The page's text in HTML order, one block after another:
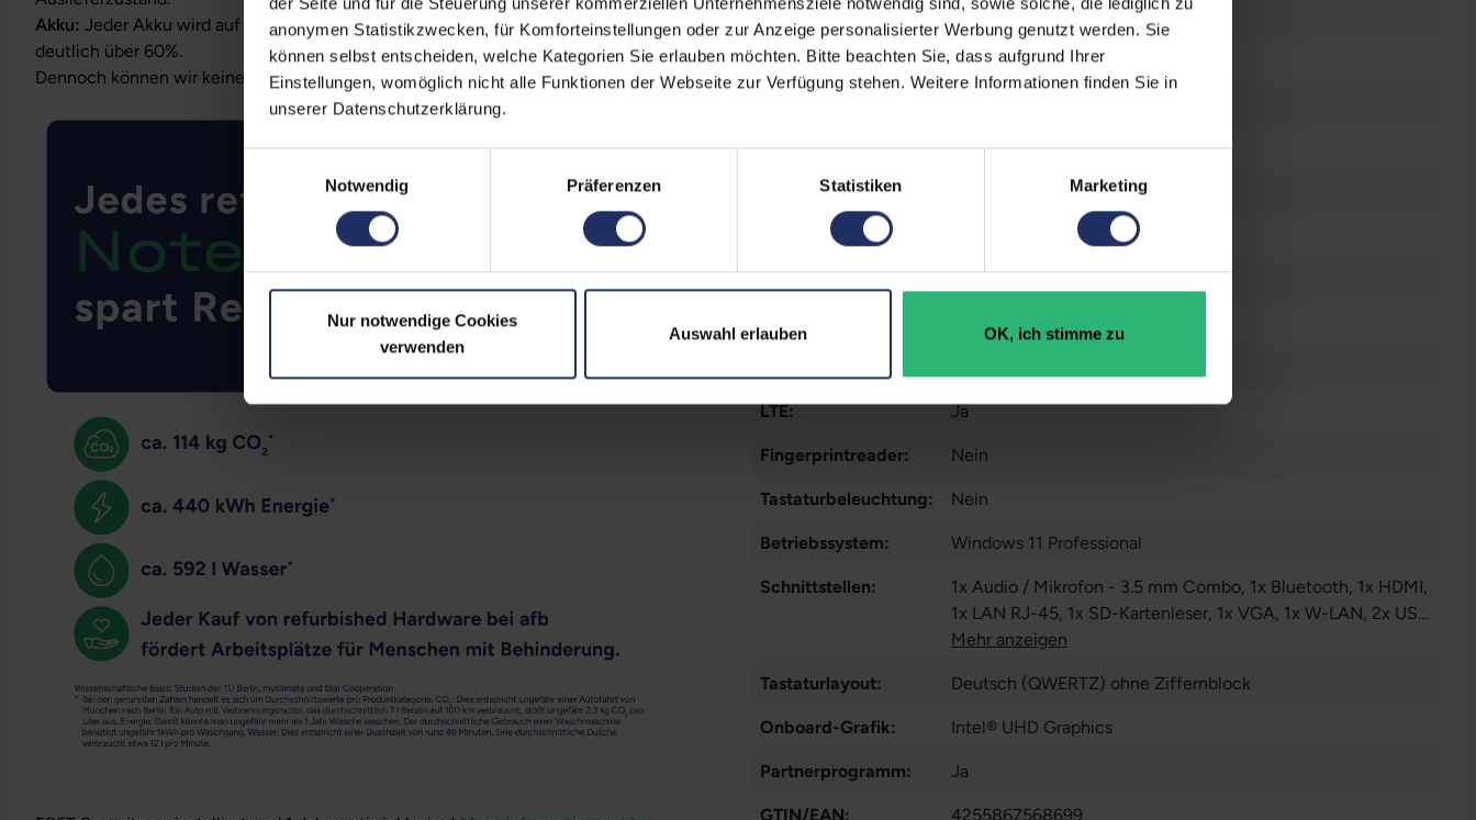
anonymen Statistikzwecken, für Komforteinstellungen oder zur Anzeige personalisierter Werbung genutzt werden. Sie
können selbst entscheiden, welche Kategorien Sie erlauben möchten. Bitte beachten Sie, dass aufgrund Ihrer
Einstellungen, womöglich nicht alle Funktionen der Webseite zur Verfügung stehen. Weitere Informationen finden Sie in
unserer Datenschutzerklärung.
Notwendig
Präferenzen Statistiken Marketing
Nur notwendige Cookies
verwenden
Auswahl erlauben OK, ich stimme zu
Akku: Jeder Akku wird auf Funktion geprüft. Die Akku-Kapazität liegt im Normalfall
deutlich über 60%.
Dennoch können wir keine Garantieleistungen auf Akkulaufzeiten übernehmen.
Displaygröße: 14,0 Zoll
Displayauflösung: 1920 x 1080 FHD
Prozessor: Intel Core i5 10210U @ 1,6 GHz
CPU Generation:
Prozessorkerne:
Datenspeicher: 250 GB SSD
Arbeitsspeicher: 16 GB DDR4
LTE: Ja
Fingerprintreader: Nein
Tastaturbeleuchtung: Nein
Betriebssystem: Windows 11 Professional
Schnittstellen: 1x Audio / Mikrofon - 3.5 mm Combo, 1x Bluetooth, 1x HDMI,
1x LAN RJ-45, 1x SD-Kartenleser, 1x VGA, 1x W-LAN, 2x USB
3 Typ A, 2x USB 3 Typ C
Mehr anzeigen
Tastaturlayout: Deutsch (QWERTZ) ohne Ziffernblock
Onboard-Grafik: Intel® UHD Graphics
Partnerprogramm: Ja
GTIN/EAN: 4255867568699